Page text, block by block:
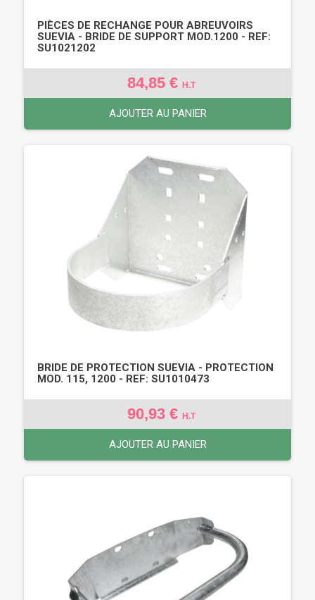
PIÈCES DE RECHANGE POUR ABREUVOIRS
SUEVIA - BRIDE DE SUPPORT MOD.1200 - REF:
SU1021202
84,85 € H.T
AJOUTER AU PANIER
BRIDE DE PROTECTION SUEVIA - PROTECTION
MOD. 115, 1200 - REF: SU1010473
90,93 € H.T
AJOUTER AU PANIER